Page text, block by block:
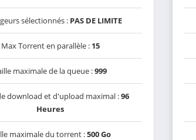
sélectionnés : PAS DE LIMITE
Max Torrent en parallèle : 15
maximale de la queue :999
download et d'upload maximal :96
Heures
maximale du torrent :500 Go